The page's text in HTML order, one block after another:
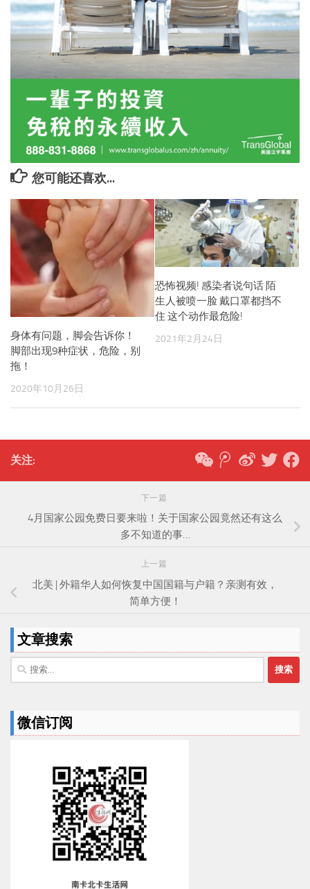
您可能还喜欢...
身体有问题，脚会告诉你！
脚部出现9种症状，危险，别
拖！
2020年10月26日
恐怖视频! 感染者说句话 陌
生人被喷一脸 戴口罩都挡不
住 这个动作最危险!
2021年2月24日
关注:
下一篇
4月国家公园免费日要来啦！关于国家公园竟然还有这么
多不知道的事…
上一篇
北美 | 外籍华人如何恢复中国国籍与户籍？亲测有效，
简单方便！
文章搜索
搜
索：
微信订阅